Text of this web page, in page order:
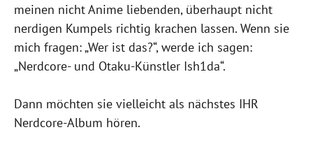
meinen nicht Anime liebenden, überhaupt nicht
nerdigen Kumpels richtig krachen lassen. Wenn sie
mich fragen: „Wer ist das?“, werde ich sagen:
„Nerdcore- und Otaku-Künstler Ish1da“.
Dann möchten sie vielleicht als nächstes IHR
Nerdcore-Album hören.